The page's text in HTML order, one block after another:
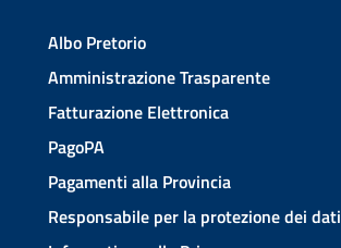
Albo Pretorio
Amministrazione Trasparente
Fatturazione Elettronica
PagoPA
Pagamenti alla Provincia
Responsabile per la protezione dei dati